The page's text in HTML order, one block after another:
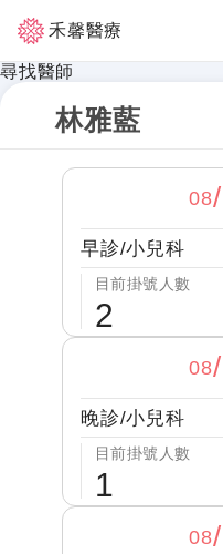
禾馨醫療
尋找醫師
林雅藍
08/
早診/小兒科
目前掛號人數
2
08/
晚診/小兒科
目前掛號人數
1
08/